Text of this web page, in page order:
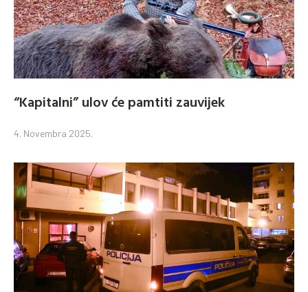
“Kapitalni” ulov će pamtiti zauvijek
4. Novembra 2025.